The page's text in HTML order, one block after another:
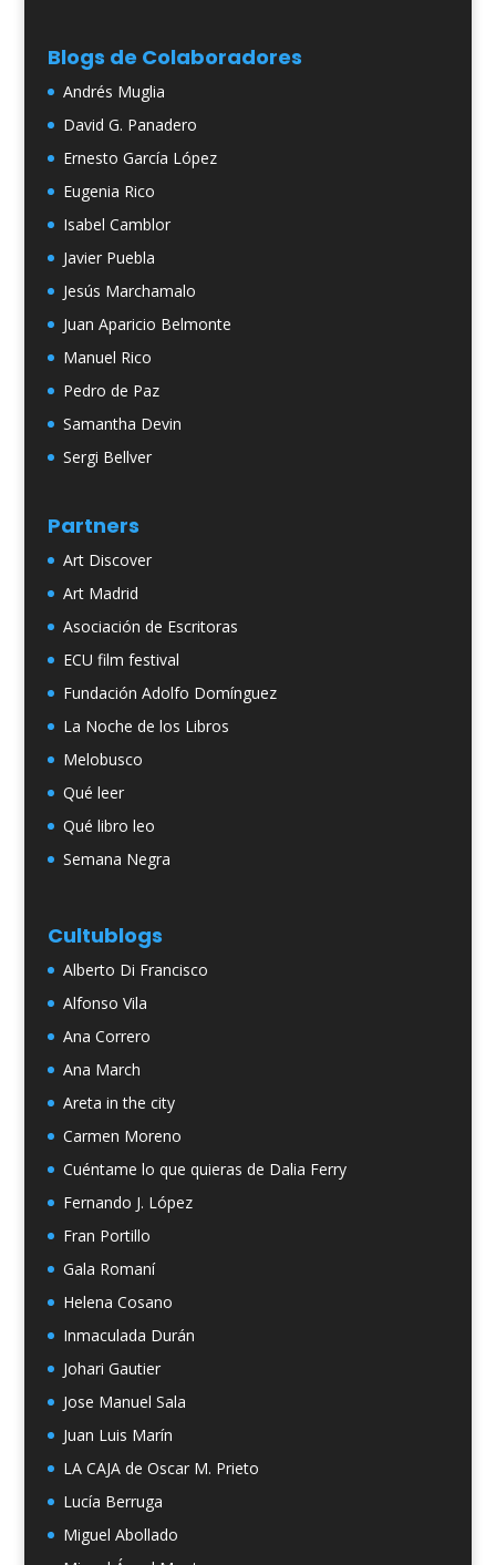
Blogs de Colaboradores
Andrés Muglia
David G. Panadero
Ernesto García López
Eugenia Rico
Isabel Camblor
Javier Puebla
Jesús Marchamalo
Juan Aparicio Belmonte
Manuel Rico
Pedro de Paz
Samantha Devin
Sergi Bellver
Partners
Art Discover
Art Madrid
Asociación de Escritoras
ECU film festival
Fundación Adolfo Domínguez
La Noche de los Libros
Melobusco
Qué leer
Qué libro leo
Semana Negra
Cultublogs
Alberto Di Francisco
Alfonso Vila
Ana Correro
Ana March
Areta in the city
Carmen Moreno
Cuéntame lo que quieras de Dalia Ferry
Fernando J. López
Fran Portillo
Gala Romaní
Helena Cosano
Inmaculada Durán
Johari Gautier
Jose Manuel Sala
Juan Luis Marín
LA CAJA de Oscar M. Prieto
Lucía Berruga
Miguel Abollado